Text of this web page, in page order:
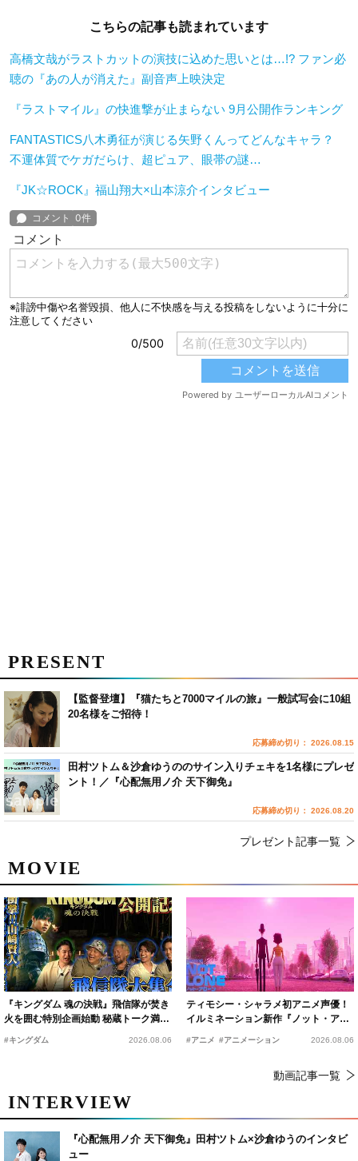
こちらの記事も読まれています
高橋文哉がラストカットの演技に込めた思いとは…!? ファン必
聴の『あの人が消えた』副音声上映決定
『ラストマイル』の快進撃が止まらない 9月公開作ランキング
FANTASTICS八木勇征が演じる矢野くんってどんなキャラ？
不運体質でケガだらけ、超ピュア、眼帯の謎…
『JK☆ROCK』福山翔大×山本涼介インタビュー
MOVIE
『キングダム 魂の決戦』飛信隊が焚き
火を囲む特別企画始動 秘蔵トーク満載
#キングダム 2026.08.06
ティモシー・シャラメ初アニメ声優！
イルミネーション新作『ノット・アロ
#アニメ #アニメーション 2026.08.06
動画記事一覧
INTERVIEW
『心配無用ノ介 天下御免』田村ツトム×沙倉ゆうのインタビ
ュー
PRESENT
【監督登壇】『猫たちと7000マイルの旅』一般試写会に10組
20名様をご招待！
応募締め切り： 2026.08.15
田村ツトム＆沙倉ゆうののサイン入りチェキを1名様にプレゼ
ント！／『心配無用ノ介 天下御免』
応募締め切り： 2026.08.20
プレゼント記事一覧